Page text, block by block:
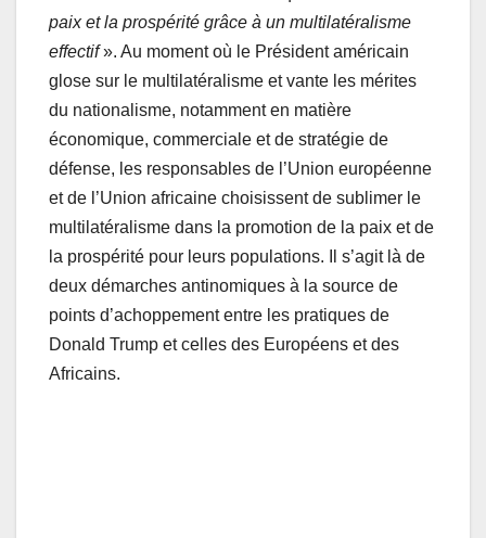
paix et la prospérité grâce à un multilatéralisme
effectif». Au moment où le Président américain
glose sur le multilatéralisme et vante les mérites
du nationalisme, notamment en matière
économique, commerciale et de stratégie de
défense, les responsables de l’Union européenne
et de l’Union africaine choisissent de sublimer le
multilatéralisme dans la promotion de la paix et de
la prospérité pour leurs populations. Il s’agit là de
deux démarches antinomiques à la source de
points d’achoppement entre les pratiques de
Donald Trump et celles des Européens et des
Africains.